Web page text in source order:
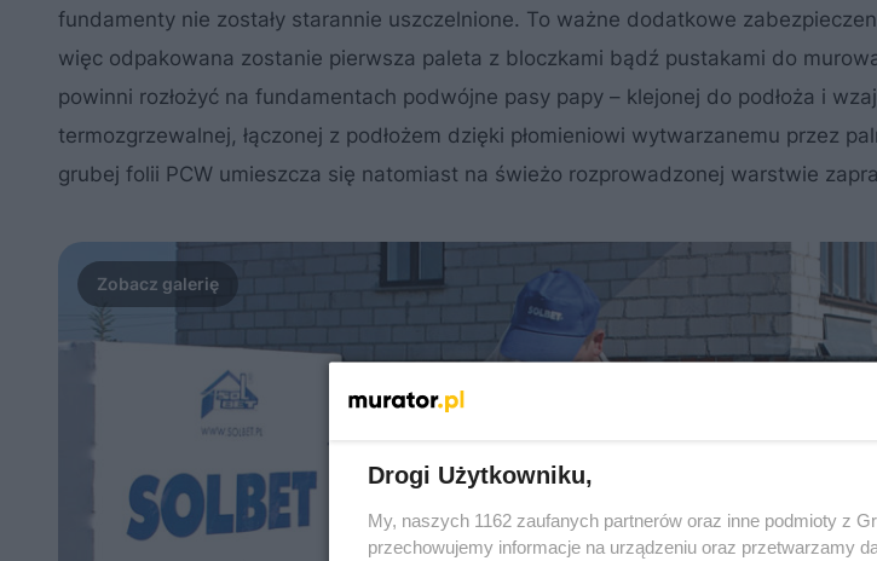
fundamenty nie zostały starannie uszczelnione. To ważne dodatkowe
więc odpakowana zostanie pierwsza paleta z bloczkami bądź pustakami do
powinni rozłożyć na fundamentach podwójne pasy papy – klejonej do podłoża i
termozgrzewalnej, łączonej z podłożem dzięki płomieniowi wytwarzanemu przez
grubej folii PCW umieszcza się natomiast na świeżo rozprowadzonej warstwie
Drogi Użytkowniku,
My, naszych 1162 zaufanych partnerów oraz inne podmioty z
przechowujemy informacje na urządzeniu oraz przetwarzamy